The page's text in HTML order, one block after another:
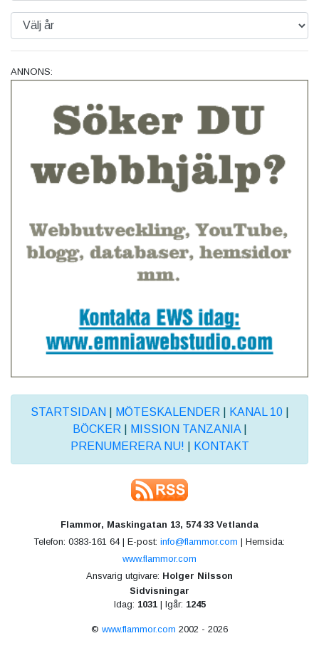
ANNONS:
STARTSIDAN MÖTESKALENDER KANAL 10|
BÖCKER
MISSION TANZANIA|
PRENUMERERA NU!
KONTAKT
Flammor, Maskingatan 13, 574 33 Vetlanda
Telefon: 0383-161 64 | E-post: info@flammor.com | Hemsida:
www.flammor.com
Ansvarig utgivare: Holger Nilsson
Sidvisningar
Idag: 1031| Igår: 1245
© www.flammor.com 2002 - 2026